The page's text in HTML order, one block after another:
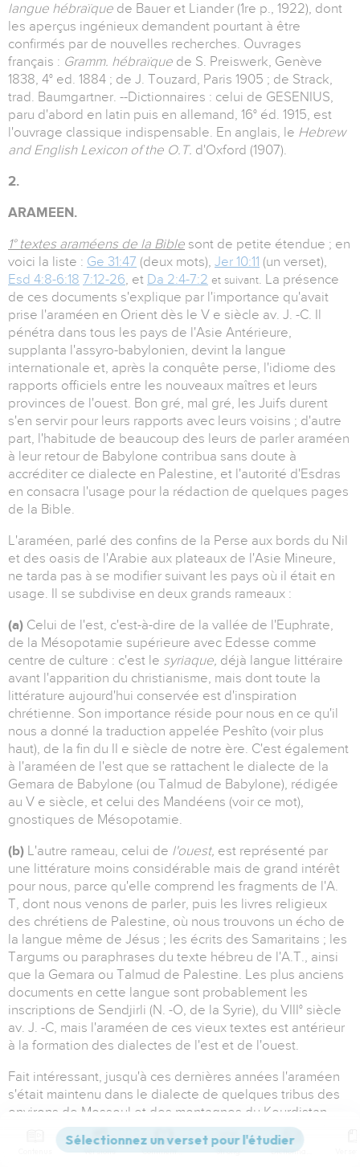
langue hébraïque de Bauer et Liander (1re p., 1922), dont
les aperçus ingénieux demandent pourtant à être
confirmés par de nouvelles recherches. Ouvrages
français : Gramm. hébraïque de S. Preiswerk, Genève
1838, 4° ed. 1884 ; de J. Touzard, Paris 1905 ; de Strack,
trad. Baumgartner. --Dictionnaires : celui de GESENIUS,
paru d'abord en latin puis en allemand, 16° éd. 1915, est
l'ouvrage classique indispensable. En anglais, le Hebrew
and English Lexicon of the O.T. d'Oxford (1907).
2.
ARAMEEN.
1° textes araméens de la Bible sont de petite étendue ; en
voici la liste : Ge 31:47 (deux mots), Jer 10:11 (un verset),
Esd 4:8-6:18 7:12-26, et Da 2:4-7:2 et suivant. La présence
de ces documents s'explique par l'importance qu'avait
prise l'araméen en Orient dès le V e siècle av. J. -C. Il
pénétra dans tous les pays de l'Asie Antérieure,
supplanta l'assyro-babylonien, devint la langue
internationale et, après la conquête perse, l'idiome des
rapports officiels entre les nouveaux maîtres et leurs
provinces de l'ouest. Bon gré, mal gré, les Juifs durent
s'en servir pour leurs rapports avec leurs voisins ; d'autre
part, l'habitude de beaucoup des leurs de parler araméen
à leur retour de Babylone contribua sans doute à
accréditer ce dialecte en Palestine, et l'autorité d'Esdras
en consacra l'usage pour la rédaction de quelques pages
de la Bible.
L'araméen, parlé des confins de la Perse aux bords du Nil
et des oasis de l'Arabie aux plateaux de l'Asie Mineure,
ne tarda pas à se modifier suivant les pays où il était en
usage. Il se subdivise en deux grands rameaux :
(a) Celui de l'est, c'est-à-dire de la vallée de l'Euphrate,
de la Mésopotamie supérieure avec Edesse comme
centre de culture : c'est le syriaque, déjà langue littéraire
avant l'apparition du christianisme, mais dont toute la
littérature aujourd'hui conservée est d'inspiration
chrétienne. Son importance réside pour nous en ce qu'il
nous a donné la traduction appelée Peshîto (voir plus
haut), de la fin du II e siècle de notre ère. C'est également
à l'araméen de l'est que se rattachent le dialecte de la
Gemara de Babylone (ou Talmud de Babylone), rédigée
au V e siècle, et celui des Mandéens (voir ce mot),
gnostiques de Mésopotamie.
(b) L'autre rameau, celui de l'ouest, est représenté par
une littérature moins considérable mais de grand intérêt
pour nous, parce qu'elle comprend les fragments de l'A.
T, dont nous venons de parler, puis les livres religieux
des chrétiens de Palestine, où nous trouvons un écho de
la langue même de Jésus ; les écrits des Samaritains ; les
Targums ou paraphrases du texte hébreu de l'A.T., ainsi
que la Gemara ou Talmud de Palestine. Les plus anciens
documents en cette langue sont probablement les
inscriptions de Sendjirli (N. -O, de la Syrie), du VIII° siècle
av. J. -C, mais l'araméen de ces vieux textes est antérieur
à la formation des dialectes de l'est et de l'ouest.
Fait intéressant, jusqu'à ces dernières années l'araméen
s'était maintenu dans le dialecte de quelques tribus des
environs de Mossoul et des montagnes du Kourdistan,
dans le voisinage du lac d'Ourmiah et dans le Liban. Les
bouleversements ethnographiques consécutifs à la
Versions Commentaires Strong